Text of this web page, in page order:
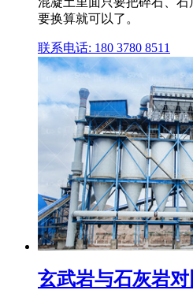
要换算就可以了。
联系电话: 180 3780 8511
玄武岩与石灰岩